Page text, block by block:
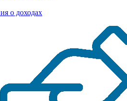
о доходах